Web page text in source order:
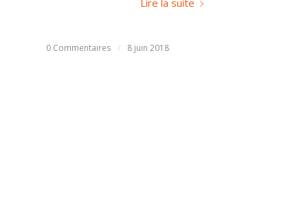
0 Commentaires / 8 juin 2018